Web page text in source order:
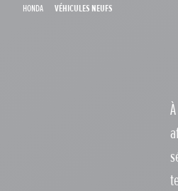
Honda Véhicules neufs